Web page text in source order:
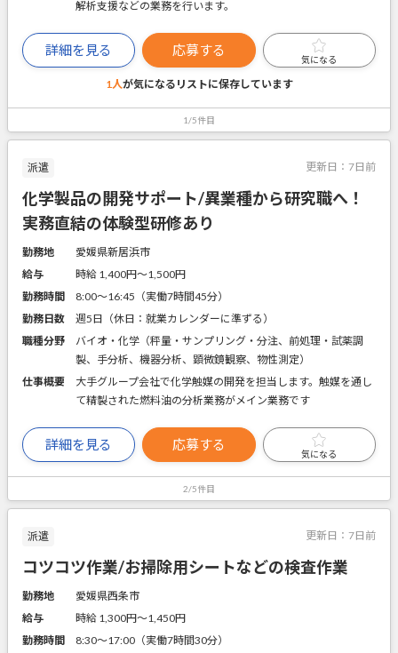
解析支援などの業務を行います。
詳細を見る 応募する
気になる
1人が気になるリストに保存しています
1/5件目
派遣 更新日： 7日前
化学製品の開発サポート/異業種から研究職へ！
実務直結の体験型研修あり
勤務地
愛媛県新居浜市
給与
時給 1,400円〜1,500円
勤務時間
8:00～16:45（実働7時間45分）
勤務日数
週5日（休日：就業カレンダーに準ずる）
職種分野
バイオ・化学（秤量・サンプリング・分注、前処理・試薬調
製、手分析、機器分析、顕微鏡観察、物性測定）
仕事概要
大手グループ会社で化学触媒の開発を担当します。触媒を通し
て精製された燃料油の分析業務がメイン業務です
詳細を見る 応募する
気になる
2/5件目
派遣 更新日： 7日前
コツコツ作業/お掃除用シートなどの検査作業
勤務地
愛媛県西条市
給与
時給 1,300円〜1,450円
勤務時間
8:30～17:00（実働7時間30分）